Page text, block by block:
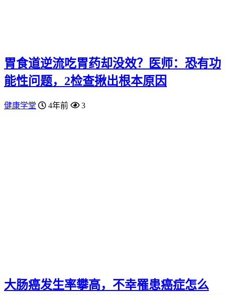
胃食道逆流吃胃药却没效？医师：恐有功
能性问题，2检查揪出根本原因
健康学堂 4年前 3
大肠癌发生率攀高，不幸罹患癌症怎么